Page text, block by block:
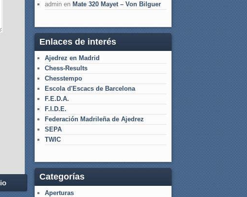
admin en Mate 320 Mayet – Von Bilguer
Enlaces de interés
Ajedrez en Madrid
Chess-Results
Chesstempo
Escola d'Escacs de Barcelona
F.E.D.A.
F.I.D.E.
Federación Madrileña de Ajedrez
SEPA
TWIC
Categorías
Aperturas